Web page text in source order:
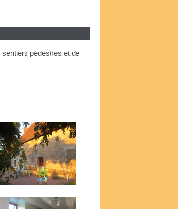
pédestres et de